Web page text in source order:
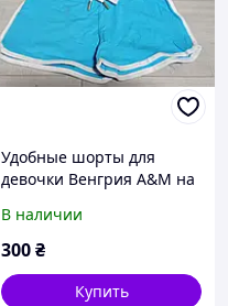
Удобные шорты для
девочки Венгрия A&M на
В наличии
300₴
Купить